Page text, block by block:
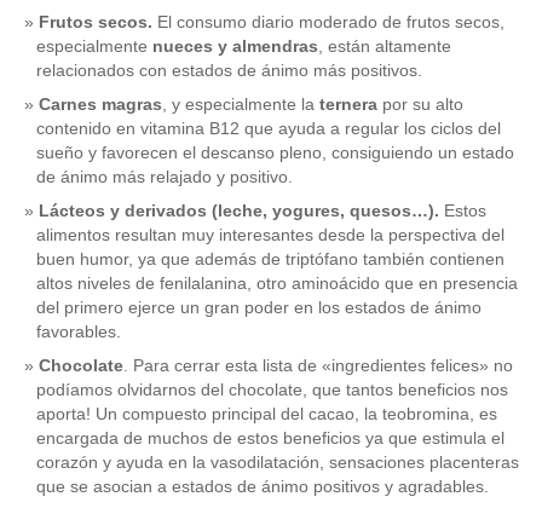
CATEGORÍAS
acido-folico (4)
alergias(3)
Frutos secos. El consumo diario moderado de frutos secos,
especialmente nueces y almendras, están altamente
relacionados con estados de ánimo más positivos.
Carnes magras, y especialmente la ternera por su alto
contenido en vitamina B12 que ayuda a regular los ciclos del
sueño y favorecen el descanso pleno, consiguiendo un estado
de ánimo más relajado y positivo.
Lácteos y derivados (leche, yogures, quesos…). Estos
alimentos resultan muy interesantes desde la perspectiva del
buen humor, ya que además de triptófano también contienen
altos niveles de fenilalanina, otro aminoácido que en presencia
del primero ejerce un gran poder en los estados de ánimo
favorables.
Chocolate. Para cerrar esta lista de «ingredientes felices» no
podíamos olvidarnos del chocolate, que tantos beneficios nos
aporta! Un compuesto principal del cacao, la teobromina, es
encargada de muchos de estos beneficios ya que estimula el
corazón y ayuda en la vasodilatación, sensaciones placenteras
que se asocian a estados de ánimo positivos y agradables.